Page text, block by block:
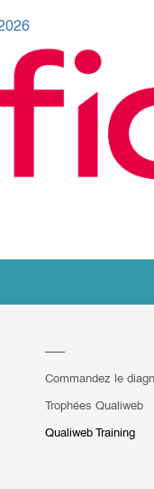
Commandez le
Trophées Qualiweb
Qualiweb Training